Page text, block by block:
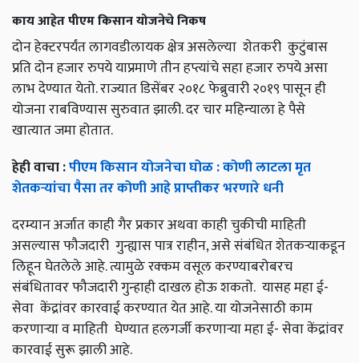
काय आहेत पीएम किसान योजनेचे निकष
दोन हेक्टरपर्यंत लागवडीलायक क्षेत्र असलेल्या शेतकरी कुटुंबास
प्रति दोन हजार रुपये याप्रमाणे तीन हप्त्यांचे सहा हजार रुपये असा
लाभ देण्यात येतो. राज्यात डिसेंबर २०१८ फेब्रुवारी २०१९ पासून ही
योजना राबविण्यास सुरुवात झाली. दर चार महिन्याला हे पैसे
खात्यात जमा होतात.
हेही वाचा :पीएम किसान योजनेचा घोळ : कोणी लाटला मृत
शेतकऱ्यांचा पैसा तर कोणी आहे प्राप्तीकर भरणारे धनी
दरम्यान अर्जात काही गैर प्रकार अथवा काही चुकीची माहिती
असल्यास फौजदारी गुन्ह्यास पात्र राहीन,असे संबंधित शेतकऱ्याकडून
लिहून घेतलेले आहे. त्यामुळे रक्कम वसूल करण्याबरोबरच
संबंधितावर फौजदारी गुन्हाही दाखल होऊ शकतो. यासह महा ई-
सेवा केंद्रांवर कारवाई करण्यात येत आहे. या योजनेसाठी काम
करणाऱ्या व माहिती घेण्यात हलगर्जी करणाऱ्या महा ई- सेवा केंद्रांवर
कारवाई सुरू झाली आहे.